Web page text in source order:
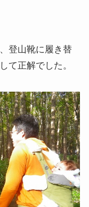
登山靴に履き替
て正解でした。